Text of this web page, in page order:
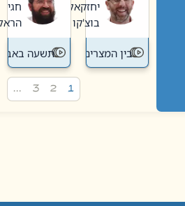
לישנה
יחזקאל
בוצ'קו
בין המצרים
באב
חגי
הראל
תשעה באב